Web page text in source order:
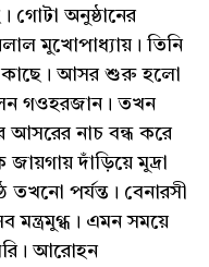
অনুষ্ঠানের
মুখোপাধ্যায়। তিনি
কাছে। আসর শুরু হলো
গওহরজান। তখন
আসরের নাচ বন্ধ করে
দাঁড়িয়ে মুদ্রা
পর্যন্ত। বেনারসী
মন্ত্রমুগ্ধ। এমন সময়ে
আরোহন